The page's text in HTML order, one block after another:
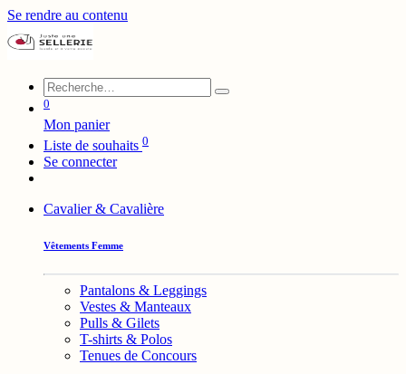
Se rendre au contenu
0
Mon panier
Liste de souhaits 0
Se connecter
Cavalier & Cavalière
Vêtements Femme
Pantalons & Leggings
Vestes & Manteaux
Pulls & Gilets
T-shirts & Polos
Tenues de Concours